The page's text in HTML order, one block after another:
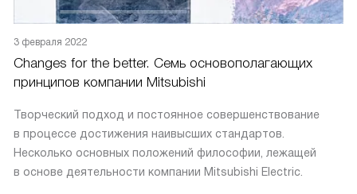
3 февраля 2022
Changes for the better. Семь основополагающих
принципов компании Mitsubishi
Творческий подход и постоянное совершенствование
в процессе достижения наивысших стандартов.
Несколько основных положений философии, лежащей
в основе деятельности компании Mitsubishi Electric.